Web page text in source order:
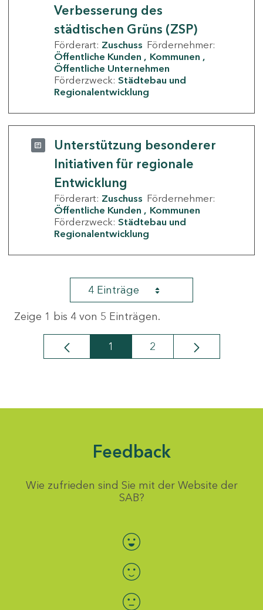
Verbesserung des
städtischen Grüns (ZSP)
Förderart: Zuschuss Fördernehmer:
Öffentliche Kunden
Kommunen
Öffentliche Unternehmen
Förderzweck: Städtebau und
Regionalentwicklung
Unterstützung besonderer
Initiativen für regionale
Entwicklung
Förderart: Zuschuss Fördernehmer:
Öffentliche Kunden
Kommunen
Förderzweck: Städtebau und
Regionalentwicklung
4 Einträge
Zeige 1 bis 4 von 5 Einträgen.
Seite
1 Seite
2
Feedback
Wie zufrieden sind Sie mit der Website der
SAB?
Bewertung auswählen